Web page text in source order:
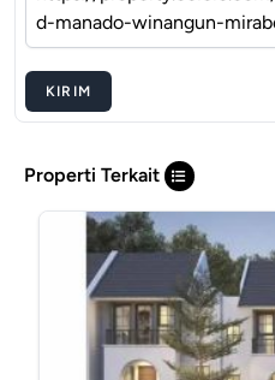
KIRIM
Properti Terkait